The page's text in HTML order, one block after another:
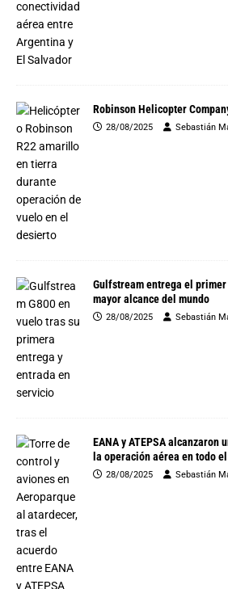
Robinson Helicopter
28/08/2025 Sebastián
Gulfstream entrega el
mayor alcance del mundo
28/08/2025 Sebastián
EANA y ATEPSA alcanzaron
la operación aérea en todo
28/08/2025 Sebastián